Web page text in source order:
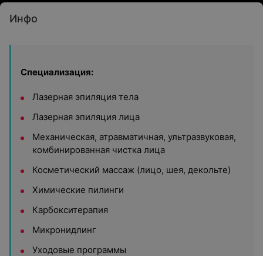
Инфо
Специализация:
Лазерная эпиляция тела
Лазерная эпиляция лица
Механическая, атравматичная, ультразвуковая,
комбинированная чистка лица
Косметический массаж (лицо, шея, декольте)
Химические пилинги
Карбокситерапия
Микронидлинг
Уходовые программы